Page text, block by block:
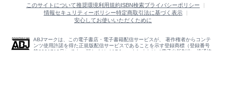
このサイトについて推奨環境利用規約ISBN検索プライバシーポリシー
情報セキュリティーポリシー特定商取引法に基づく表示
安心してお使いいただくために
ABJマークは、この電子書店・電子書籍配信サービスが、 著作権者からコンテ
ンツ使用許諾を得た正規版配信サービスであることを示す登録商標（登録番号
第6091713号）です。 詳しくは［ABJマーク］または［電子出版制作・流通協